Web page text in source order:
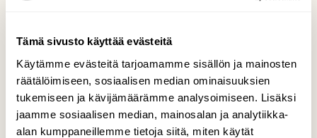
Tämä sivusto käyttää evästeitä
Käytämme evästeitä tarjoamamme sisällön ja mainosten
räätälöimiseen, sosiaalisen median ominaisuuksien
tukemiseen ja kävijämäärämme analysoimiseen. Lisäksi
jaamme sosiaalisen median, mainosalan ja analytiikka-
alan kumppaneillemme tietoja siitä, miten käytät